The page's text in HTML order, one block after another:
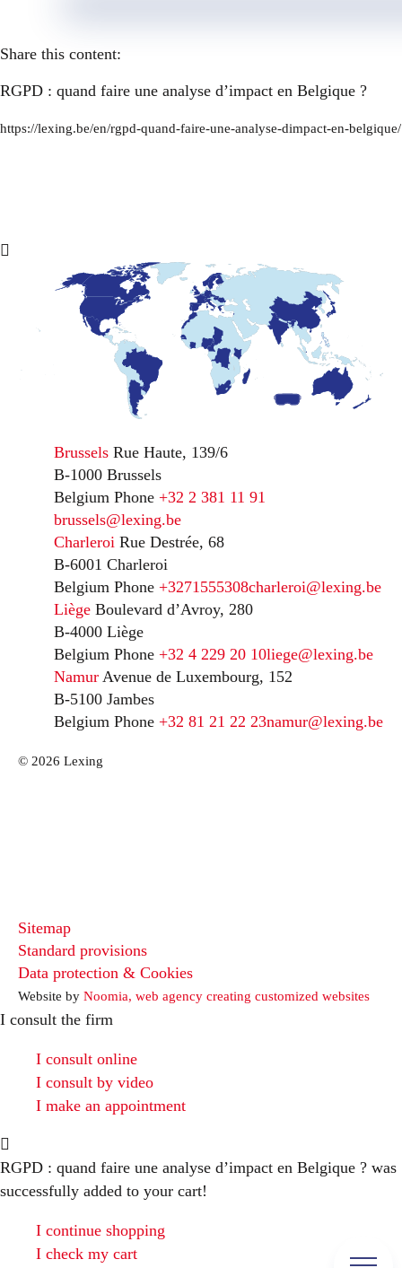
Share this content:
RGPD : quand faire une analyse d’impact en Belgique ?
https://lexing.be/en/rgpd-quand-faire-une-analyse-dimpact-en-belgique/
Brussels Rue Haute, 139/6
B-1000 Brussels
Belgium Phone +32 2 381 11 91
brussels@lexing.be
Charleroi Rue Destrée, 68
B-6001 Charleroi
Belgium Phone +3271555308charleroi@lexing.be
Liège Boulevard d’Avroy, 280
B-4000 Liège
Belgium Phone +32 4 229 20 10liege@lexing.be
Namur Avenue de Luxembourg, 152
B-5100 Jambes
Belgium Phone +32 81 21 22 23namur@lexing.be
© 2026 Lexing
Sitemap
Standard provisions
Data protection & Cookies
Website by Noomia, web agency creating customized websites
I consult the firm
I consult online
I consult by video
I make an appointment
RGPD : quand faire une analyse d’impact en Belgique ? was
successfully added to your cart!
I continue shopping
I check my cart